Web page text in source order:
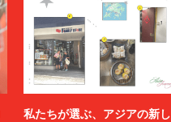
私たちが選ぶ、アジアの新し